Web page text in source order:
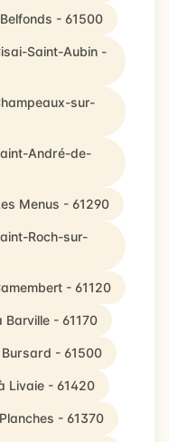
- 61500
Saint-Aubin -
sur-
André-de-
Menus - 61290
Roch-sur-
- 61120
- 61170
- 61500
Livaie - 61420
- 61370